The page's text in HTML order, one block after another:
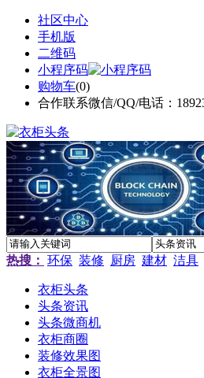
社区中心
手机版
二维码
小程序码
购物车(0)
合作联系微信/QQ/电话：
热搜： 环保 装修 厨房 建材 洁具
衣柜头条
头条资讯
头条微商机
衣柜商圈
装修效果图
衣柜全景图